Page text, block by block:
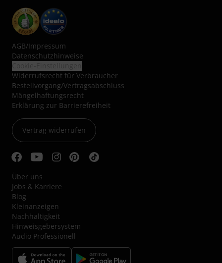
AGB/Impressum
Datenschutzhinweise
Widerrufsrecht für Verbraucher
Bestellvorgang/Vertragsabschluss
Mängelhaftungsrecht
Erklärung zur Barrierefreiheit
Vertrag widerrufen
Über uns
Jobs & Karriere
Blog
Kleinanzeigen
Nachhaltigkeit
Hinweisgebersystem
Audio Professionell